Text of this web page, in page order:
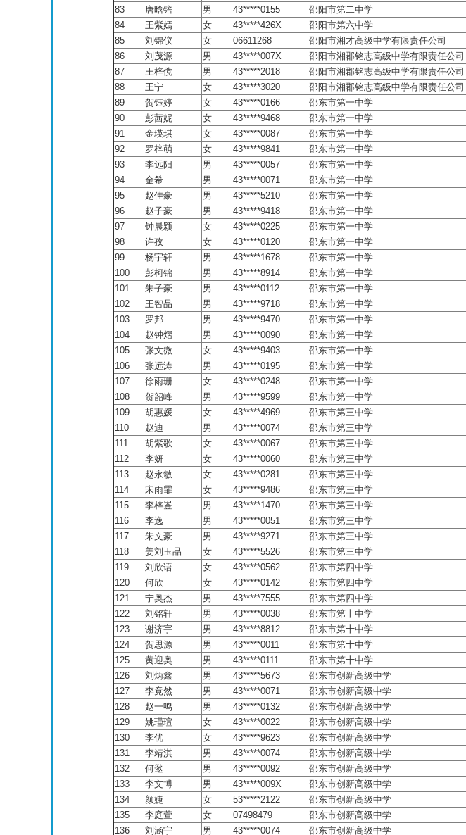
83
唐晗锫 男 43*****0155 邵阳市第二中学
84
王紫嫣 女 43*****426X 邵阳市第六中学
85
刘锦仪 女 06611268 邵阳市湘才高级中学有限责任公司
86
刘茂源 男 43*****007X 邵阳市湘郡铭志高级中学有限责任公司
87
王梓傥 男 43*****2018 邵阳市湘郡铭志高级中学有限责任公司
88
王宁 女 43*****3020 邵阳市湘郡铭志高级中学有限责任公司
89
贺钰婷 女 43*****0166 邵东市第一中学
90
彭茜妮 女 43*****9468 邵东市第一中学
91
金瑛琪 女 43*****0087 邵东市第一中学
92
罗梓萌 女 43*****9841 邵东市第一中学
93
李远阳 男 43*****0057 邵东市第一中学
94
金希 男 43*****0071 邵东市第一中学
95
赵佳豪 男 43*****5210 邵东市第一中学
96
赵子豪 男 43*****9418 邵东市第一中学
97
钟晨颖 女 43*****0225 邵东市第一中学
98
许孜 女 43*****0120 邵东市第一中学
99
杨宇轩 男 43*****1678 邵东市第一中学
100
彭柯锦 男 43*****8914 邵东市第一中学
101
朱子豪 男 43*****0112 邵东市第一中学
102
王智品 男 43*****9718 邵东市第一中学
103
罗邦 男 43*****9470 邵东市第一中学
104
赵钟熠 男 43*****0090 邵东市第一中学
105
张文微 女 43*****9403 邵东市第一中学
106
张远涛 男 43*****0195 邵东市第一中学
107
徐雨珊 女 43*****0248 邵东市第一中学
108
贺韶峰 男 43*****9599 邵东市第一中学
109
胡惠媛 女 43*****4969 邵东市第三中学
110
赵迪 男 43*****0074 邵东市第三中学
111
胡紫歌 女 43*****0067 邵东市第三中学
112
李妍 女 43*****0060 邵东市第三中学
113
赵永敏 女 43*****0281 邵东市第三中学
114
宋雨霏 女 43*****9486 邵东市第三中学
115
李梓崟 男 43*****1470 邵东市第三中学
116
李逸 男 43*****0051 邵东市第三中学
117
朱文豪 男 43*****9271 邵东市第三中学
118
姜刘玉品 女 43*****5526 邵东市第三中学
119
刘欣语 女 43*****0562 邵东市第四中学
120
何欣 女 43*****0142 邵东市第四中学
121
宁奥杰 男 43*****7555 邵东市第四中学
122
刘铭轩 男 43*****0038 邵东市第十中学
123
谢济宇 男 43*****8812 邵东市第十中学
124
贺思源 男 43*****0011 邵东市第十中学
125
黄迎奥 男 43*****0111 邵东市第十中学
126
刘炳鑫 男 43*****5673 邵东市创新高级中学
127
李竟然 男 43*****0071 邵东市创新高级中学
128
赵一鸣 男 43*****0132 邵东市创新高级中学
129
姚瑾瑄 女 43*****0022 邵东市创新高级中学
130
李优 女 43*****9623 邵东市创新高级中学
131
李靖淇 男 43*****0074 邵东市创新高级中学
132
何逖 男 43*****0092 邵东市创新高级中学
133
李文博 男 43*****009X 邵东市创新高级中学
134
颜婕 女 53*****2122 邵东市创新高级中学
135
李庭萱 女 07498479 邵东市创新高级中学
136
刘涵宇 男 43*****0074 邵东市创新高级中学